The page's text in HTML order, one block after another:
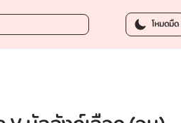
โหมดมืด